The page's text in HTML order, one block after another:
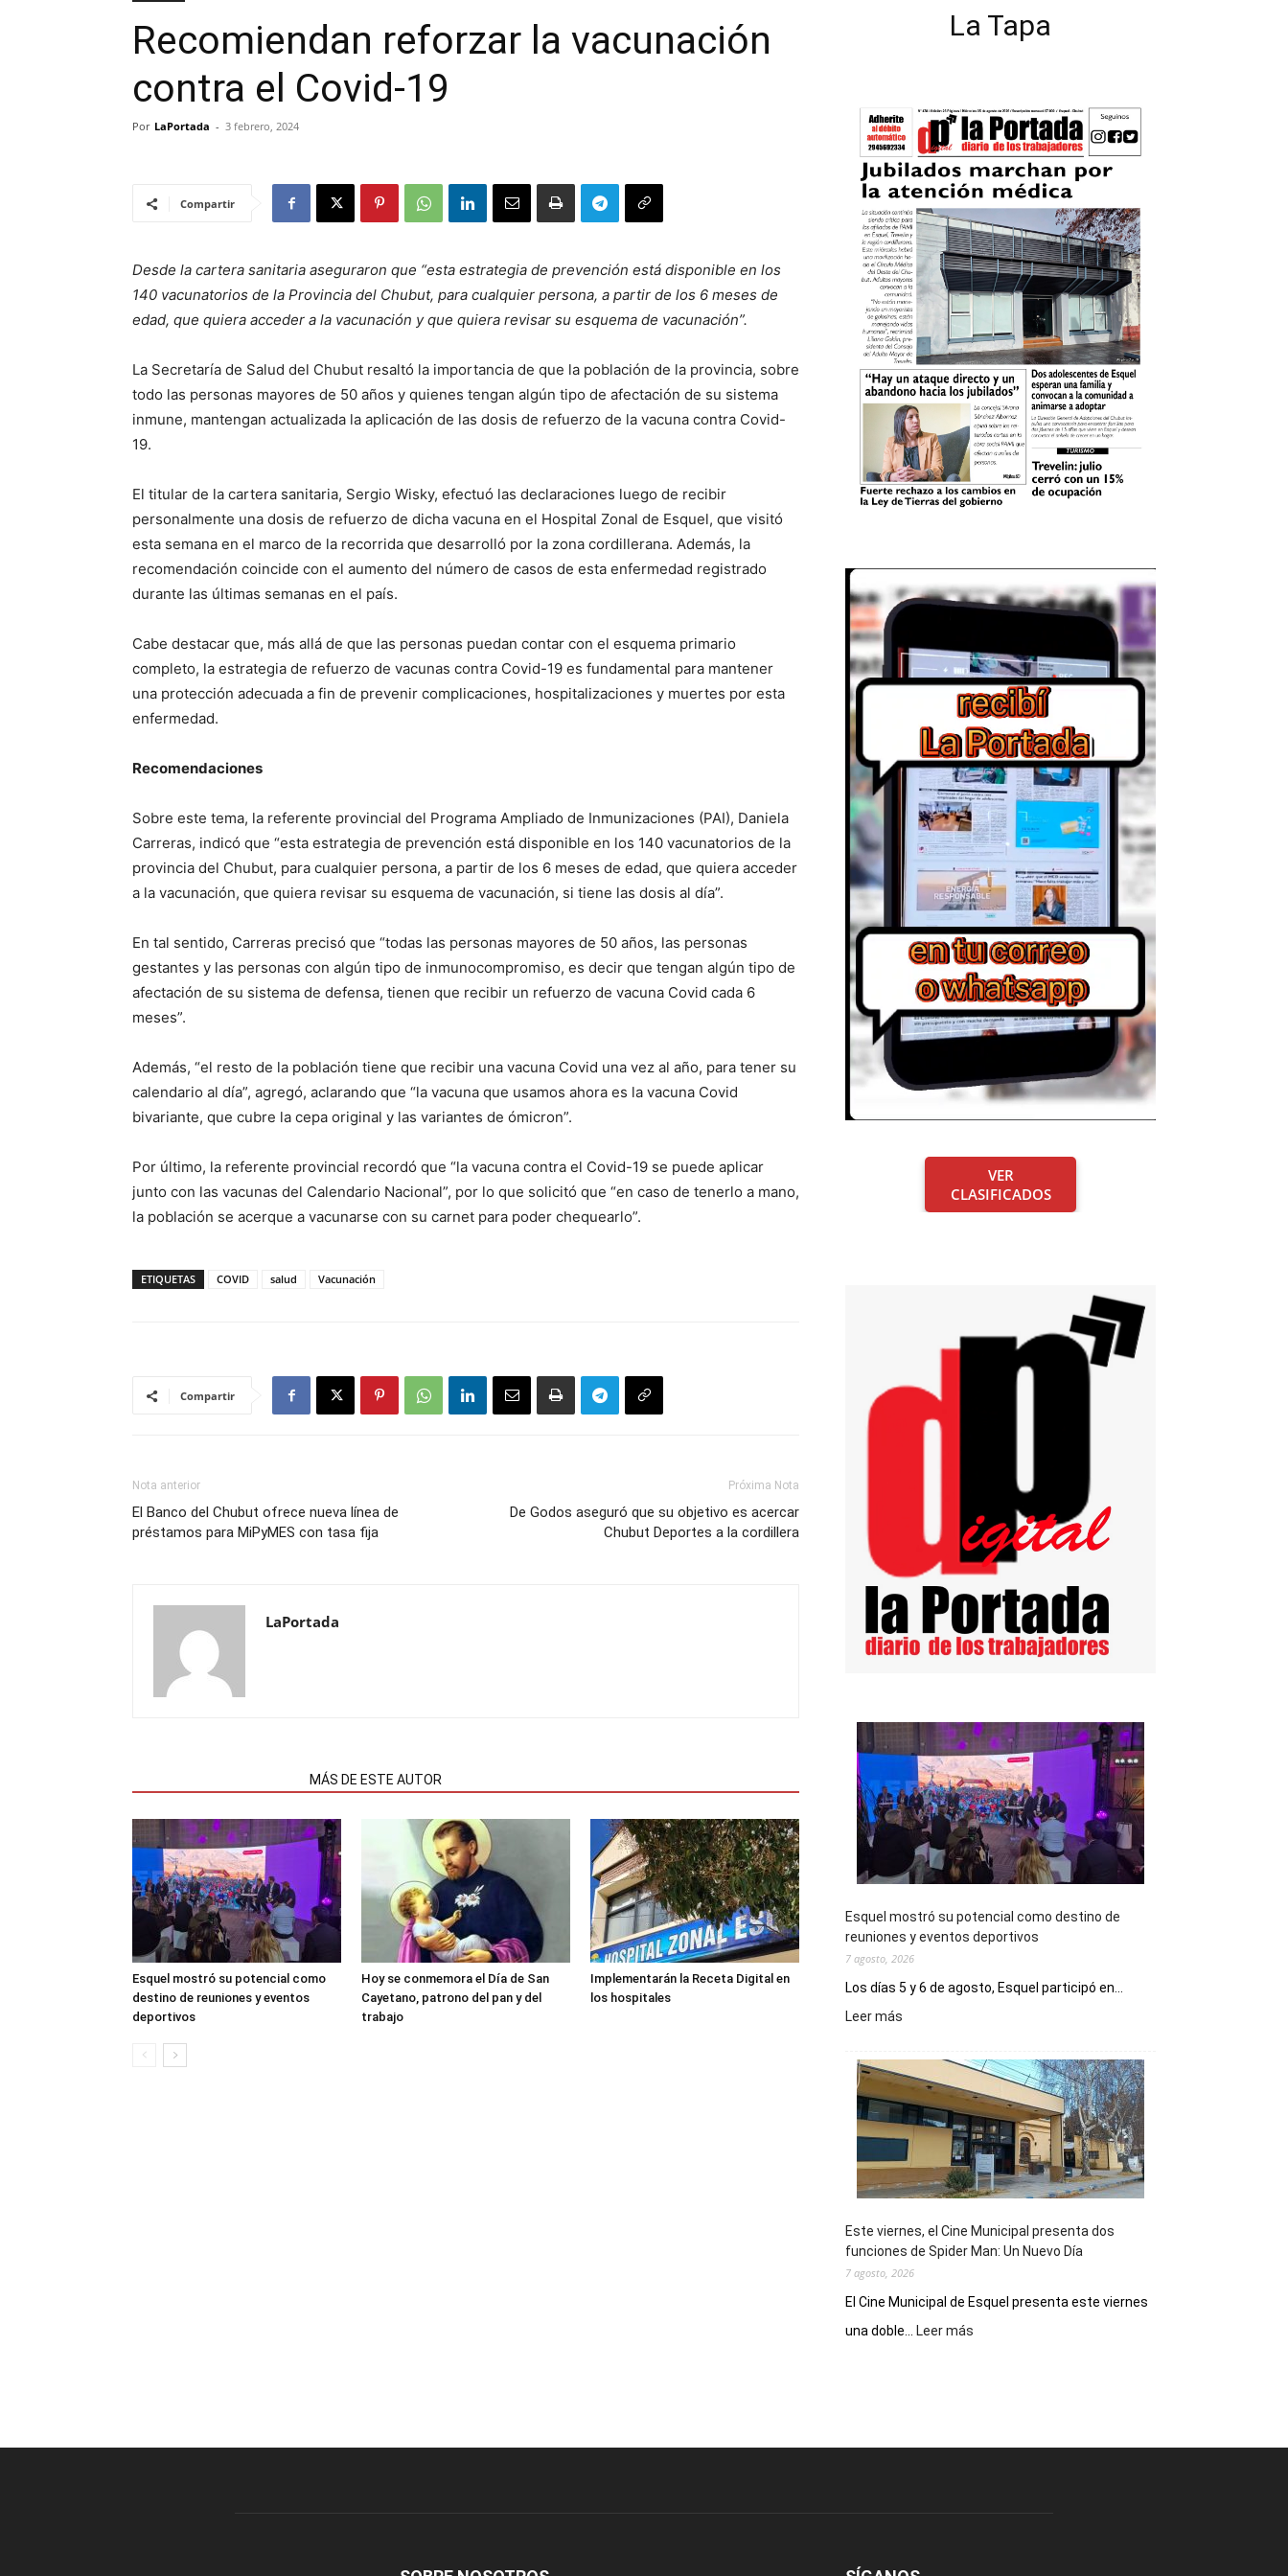
Recomiendan reforzar la vacunación
contra el Covid-19
Por LaPortada - 3 febrero, 2024
Compartir
Desde la cartera sanitaria aseguraron que “esta estrategia de prevención está disponible en los
140 vacunatorios de la Provincia del Chubut, para cualquier persona, a partir de los 6 meses de
edad, que quiera acceder a la vacunación y que quiera revisar su esquema de vacunación”.
La Secretaría de Salud del Chubut resaltó la importancia de que la población de la provincia, sobre
todo las personas mayores de 50 años y quienes tengan algún tipo de afectación de su sistema
inmune, mantengan actualizada la aplicación de las dosis de refuerzo de la vacuna contra Covid-
19.
El titular de la cartera sanitaria, Sergio Wisky, efectuó las declaraciones luego de recibir
personalmente una dosis de refuerzo de dicha vacuna en el Hospital Zonal de Esquel, que visitó
esta semana en el marco de la recorrida que desarrolló por la zona cordillerana. Además, la
recomendación coincide con el aumento del número de casos de esta enfermedad registrado
durante las últimas semanas en el país.
Cabe destacar que, más allá de que las personas puedan contar con el esquema primario
completo, la estrategia de refuerzo de vacunas contra Covid-19 es fundamental para mantener
una protección adecuada a fin de prevenir complicaciones, hospitalizaciones y muertes por esta
enfermedad.
Recomendaciones
Sobre este tema, la referente provincial del Programa Ampliado de Inmunizaciones (PAI), Daniela
Carreras, indicó que “esta estrategia de prevención está disponible en los 140 vacunatorios de la
provincia del Chubut, para cualquier persona, a partir de los 6 meses de edad, que quiera acceder
a la vacunación, que quiera revisar su esquema de vacunación, si tiene las dosis al día”.
En tal sentido, Carreras precisó que “todas las personas mayores de 50 años, las personas
gestantes y las personas con algún tipo de inmunocompromiso, es decir que tengan algún tipo de
afectación de su sistema de defensa, tienen que recibir un refuerzo de vacuna Covid cada 6
meses”.
Además, “el resto de la población tiene que recibir una vacuna Covid una vez al año, para tener su
calendario al día”, agregó, aclarando que “la vacuna que usamos ahora es la vacuna Covid
bivariante, que cubre la cepa original y las variantes de ómicron”.
Por último, la referente provincial recordó que “la vacuna contra el Covid-19 se puede aplicar
junto con las vacunas del Calendario Nacional”, por lo que solicitó que “en caso de tenerlo a mano,
la población se acerque a vacunarse con su carnet para poder chequearlo”.
ETIQUETAS COVID salud Vacunación
Compartir
Nota anterior
El Banco del Chubut ofrece nueva línea de
préstamos para MiPyMES con tasa fija
Próxima Nota
De Godos aseguró que su objetivo es acercar
Chubut Deportes a la cordillera
LaPortada
MÁS DE ESTE AUTOR
Esquel mostró su potencial como
destino de reuniones y eventos
deportivos
Hoy se conmemora el Día de San
Cayetano, patrono del pan y del
trabajo
Implementarán la Receta Digital en
los hospitales
La Tapa
VER
CLASIFICADOS
Esquel mostró su potencial como destino de
reuniones y eventos deportivos
7 agosto, 2026
Los días 5 y 6 de agosto, Esquel participó en...
Leer más
su
potencial
como
destino
de
reuniones
y
deportivos
Este viernes, el Cine Municipal presenta dos
funciones de Spider Man: Un Nuevo Día
7 agosto, 2026
El Cine Municipal de Esquel presenta este viernes
una doble...
Leer más
presenta